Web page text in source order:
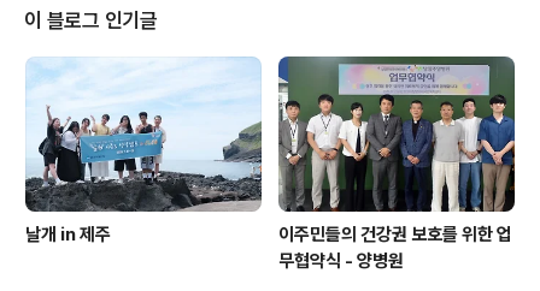
국어능력시험 3급(사회통합프로그램 3단계) 보유자이거
나 외국인주민 관련 기관 경력이 2년 이상인 자③ 그밖
에 남양주시외국인복지센터에서 한국어 소통 및 통역서비
스가 충분히 가능하다고 인정이 되는 자- 국내활동이력(경
력)과 한국어 구사능력▶ 접수 방법❍ 이메일 ..
이 블로그 인기글
날개 in 제주
이주민들의 건강권 보호를 위한 업
무협약식 - 양병원